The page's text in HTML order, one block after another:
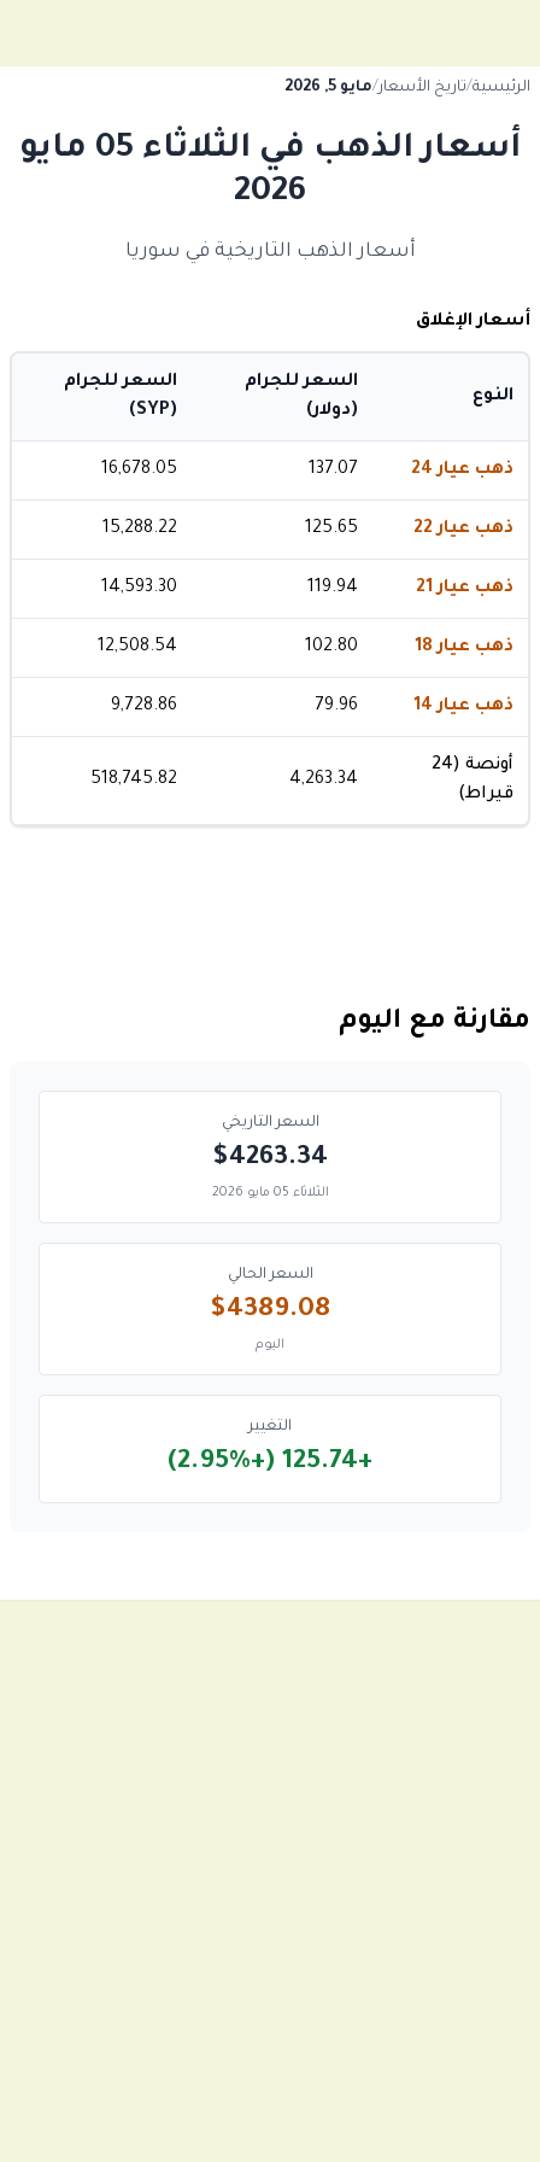
الرئيسية/تاريخ الأسعار/مايو 5, 2026
أسعار الذهب في الثلاثاء 05 مايو
2026
أسعار الذهب التاريخية في سوريا
أسعار الإغلاق
النوع
السعر للجرام
(دولار)
السعر للجرام
(SYP)
ذهب عيار 24 137.07
16,678.05
ذهب عيار 22 125.65
15,288.22
ذهب عيار 21 119.94
14,593.30
ذهب عيار 18 102.80
12,508.54
ذهب عيار 14 79.96
9,728.86
أونصة (24
قيراط)
4,263.34
518,745.82
مقارنة مع اليوم
السعر التاريخي
$4263.34
الثلاثاء 05 مايو 2026
السعر الحالي
$4389.08
اليوم
التغيير
+125.74 (+2.95%)